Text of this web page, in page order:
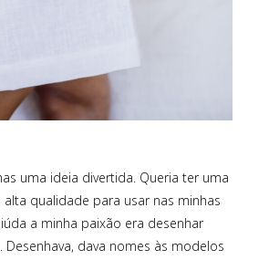
uma ideia divertida. Queria ter uma
alta qualidade para usar nas minhas
a minha paixão era desenhar
Desenhava, dava nomes às modelos